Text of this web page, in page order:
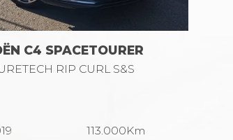
C4 SPACETOURER
RIP CURL S&S
113.000Km